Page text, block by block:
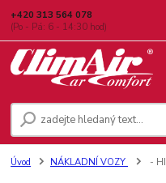
+420 313 564 078
(Po - Pá: 6 - 14:30 hod)
Úvod NÁKLADNÍ VOZY -